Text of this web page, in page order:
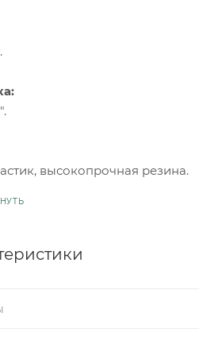
высокопрочная резина.